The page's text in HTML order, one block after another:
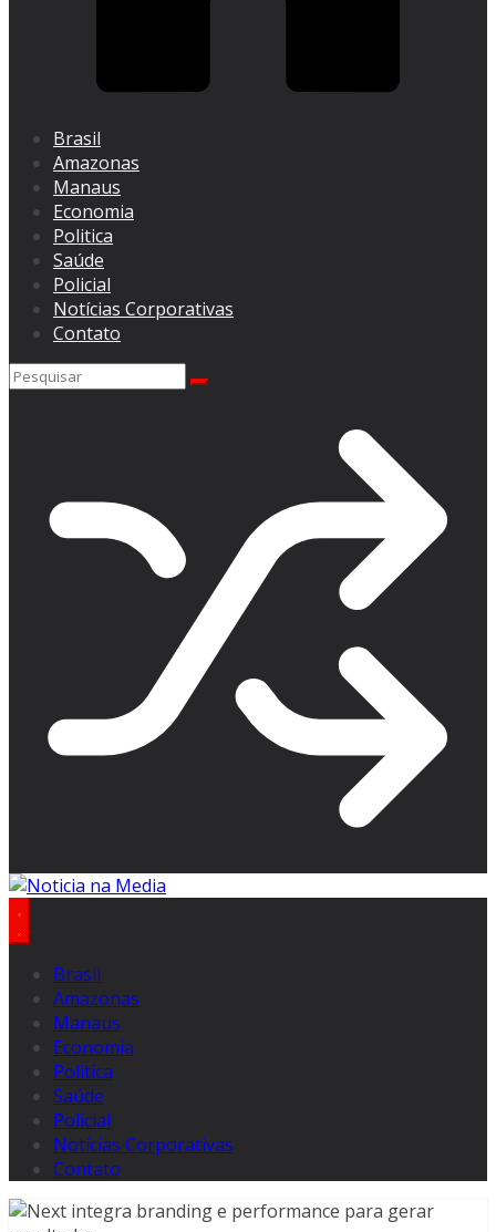
Brasil
Amazonas
Manaus
Economia
Politica
Saúde
Policial
Notícias Corporativas
Contato
Brasil
Amazonas
Manaus
Economia
Politica
Saúde
Policial
Notícias Corporativas
Contato